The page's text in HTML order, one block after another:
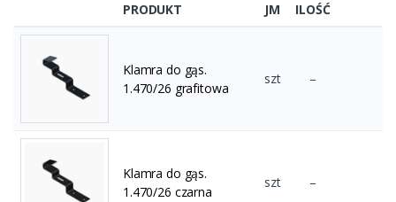
PRODUKT JM ILOŚĆ
Klamra do gąs.
1.470/26 grafitowa
szt –
Klamra do gąs.
1.470/26 czarna
szt –